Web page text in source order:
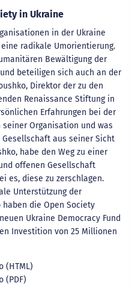
in Ukraine
in der Ukraine
radikale Umorientierung.
Bewältigung der
beteiligen sich auch an der
Direktor der zu den
Renaissance Stiftung in
Erfahrungen bei der
Organisation und was
aus seiner Sicht
habe den Weg zu einer
offenen Gesellschaft
es, diese zu zerschlagen.
Unterstützung der
die Open Society
Ukraine Democracy Fund
Investition von 25 Millionen
(HTML)
(PDF)